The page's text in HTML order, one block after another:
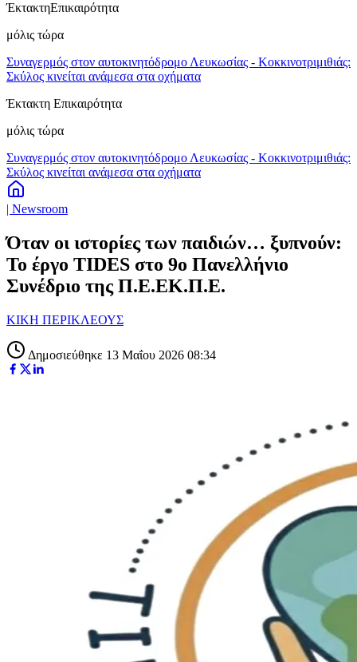
ΈκτακτηΕπικαιρότητα
μόλις τώρα
Συναγερμός στον αυτοκινητόδρομο Λευκωσίας - Κοκκινοτριμιθιάς:
Σκύλος κινείται ανάμεσα στα οχήματα
Έκτακτη Επικαιρότητα
μόλις τώρα
Συναγερμός στον αυτοκινητόδρομο Λευκωσίας - Κοκκινοτριμιθιάς:
Σκύλος κινείται ανάμεσα στα οχήματα
| Newsroom
Όταν οι ιστορίες των παιδιών… ξυπνούν:
Το έργο TIDES στο 9ο Πανελλήνιο
Συνέδριο της Π.Ε.ΕΚ.Π.Ε.
ΚΙΚΗ ΠΕΡΙΚΛΕΟΥΣ
Δημοσιεύθηκε 13 Μαΐου 2026 08:34